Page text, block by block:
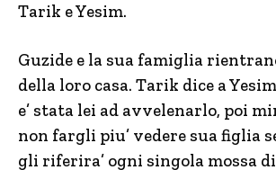
Tarik e Yesim.
Guzide e la sua famiglia
della loro casa. Tarik dice a
e’ stata lei ad avvelenarlo, poi
non fargli piu’ vedere sua figlia
gli riferira’ ogni singola mossa